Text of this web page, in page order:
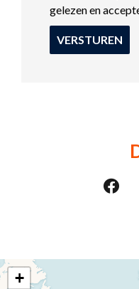
gelezen en
VERSTUREN
+